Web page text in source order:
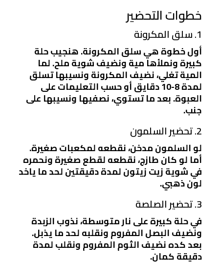
خطوات التحضير
1. سلق المكرونة
أول خطوة هي سلق المكرونة. هنجيب حلة
كبيرة ونملأها مية ونضيف شوية ملح. لما
المية تغلي، نضيف المكرونة ونسيبها تسلق
لمدة 8-10 دقايق أو حسب التعليمات على
العبوة. بعد ما تستوي، نصفيها ونسيبها على
جنب.
2. تحضير السلمون
لو السلمون مدخن، نقطعه لمكعبات صغيرة.
أما لو كان طازج، نقطعه لقطع صغيرة ونحمره
في شوية زيت زيتون لمدة دقيقتين لحد ما ياخد
لون ذهبي.
3. تحضير الصلصة
في حلة كبيرة على نار متوسطة، نذوب الزبدة
ونضيف البصل المفروم ونقلبه لحد ما يذبل.
بعد كده نضيف الثوم المفروم ونقلب لمدة
دقيقة كمان.